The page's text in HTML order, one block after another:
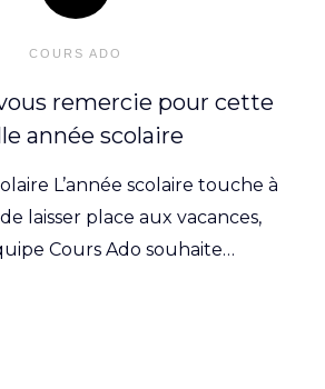
COURS ADO
remercie pour cette
année scolaire
L’année scolaire touche à
laisser place aux vacances,
Cours Ado souhaite…